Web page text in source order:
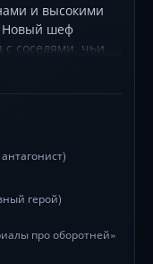
и высокими
Новый шеф
с соседями, чьи
и ведьмы.
поворотами
герой)
про оборотней»